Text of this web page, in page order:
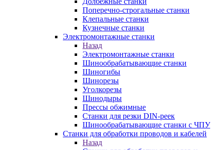
Поперечно-строгальные станки
Клепальные станки
Кузнечные станки
Электромонтажные станки
Назад
Электромонтажные станки
Шинообрабатывающие станки
Шиногибы
Шинорезы
Уголкорезы
Шинодыры
Прессы обжимные
Станки для резки DIN-реек
Шинообрабатывающие станки с ЧПУ
Станки для обработки проводов и кабелей
Назад